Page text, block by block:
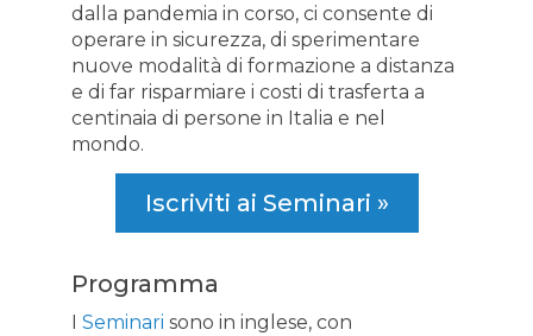
dalla pandemia in corso, ci consente di
operare in sicurezza, di sperimentare
nuove modalità di formazione a distanza
e di far risparmiare i costi di trasferta a
centinaia di persone in Italia e nel
mondo.
Iscriviti ai Seminari »
Programma
Seminari sono in inglese, con